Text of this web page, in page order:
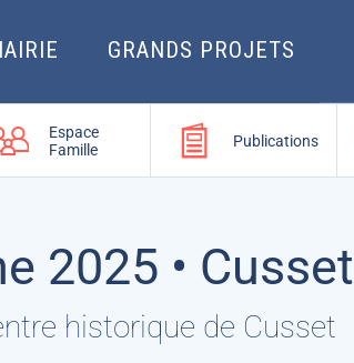
GRANDS PROJETS
Espace
Famille
Publications
2025 • Cusset
historique de Cusset